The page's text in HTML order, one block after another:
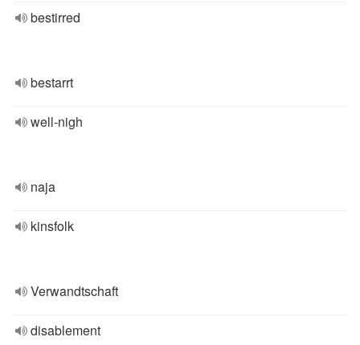
bestirred
bestarrt
well-nigh
naja
kinsfolk
Verwandtschaft
disablement